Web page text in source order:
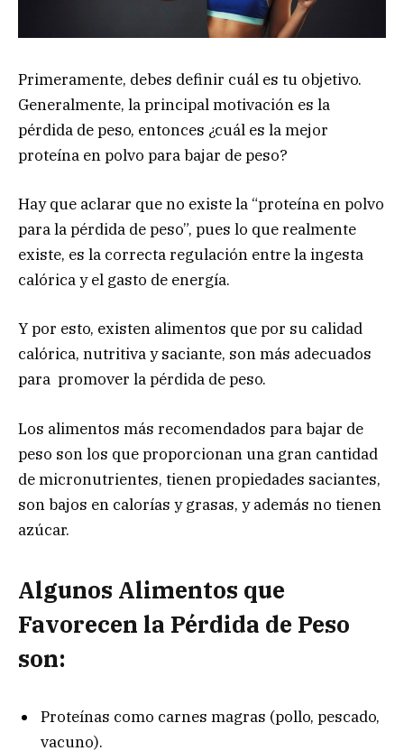
Primeramente, debes definir cuál es tu objetivo.
Generalmente, la principal motivación es la
pérdida de peso, entonces ¿cuál es la mejor
proteína en polvo para bajar de peso?
Hay que aclarar que no existe la “proteína en polvo
para la pérdida de peso”, pues lo que realmente
existe, es la correcta regulación entre la ingesta
calórica y el gasto de energía.
Y por esto, existen alimentos que por su calidad
calórica, nutritiva y saciante, son más adecuados
para promover la pérdida de peso.
Los alimentos más recomendados para bajar de
peso son los que proporcionan una gran cantidad
de micronutrientes, tienen propiedades saciantes,
son bajos en calorías y grasas, y además no tienen
azúcar.
Algunos Alimentos que
Favorecen la Pérdida de Peso
son:
Proteínas como carnes magras (pollo, pescado,
vacuno).